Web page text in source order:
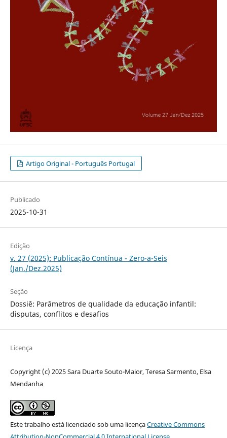
Artigo Original - Português Portugal
Publicado
2025-10-31
Edição
v. 27 (2025): Publicação Contínua - Zero-a-Seis
(Jan./Dez.2025)
Seção
Dossiê: Parâmetros de qualidade da educação infantil:
disputas, conflitos e desafios
Licença
Copyright (c) 2025 Sara Duarte Souto-Maior, Teresa Sarmento, Elsa
Mendanha
Este trabalho está licenciado sob uma licençaCreative Commons